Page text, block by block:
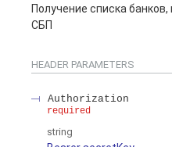
Получение списка
СБП
HEADER PARAMETERS
Authorization
required
string